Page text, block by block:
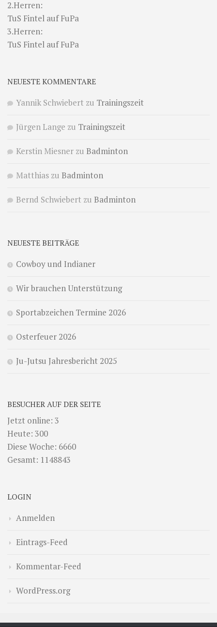
2.Herren:
TuS Fintel auf FuPa
3.Herren:
TuS Fintel auf FuPa
NEUESTE KOMMENTARE
Yannik Schwiebert zu Trainingszeit
Jürgen Lange zu Trainingszeit
Kerstin Miesner zu Badminton
Matthias zu Badminton
Bernd Schwiebert zu Badminton
NEUESTE BEITRÄGE
Cowboy und Indianer
Wir brauchen Unterstützung
Sportabzeichen Termine 2026
Osterfeuer 2026
Ju-Jutsu Jahresbericht 2025
BESUCHER AUF DER SEITE
Jetzt online: 3
Heute: 300
Diese Woche: 6660
Gesamt: 1148843
LOGIN
Anmelden
Eintrags-Feed
Kommentar-Feed
WordPress.org